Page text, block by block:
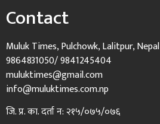
Contact
Muluk Times, Pulchowk, Lalitpur, Nepal
9864831050/ 9841245404
muluktimes@gmail.com
info@muluktimes.com.np
जि. प्र. का. दर्ता न: २१५/०७५/०७६